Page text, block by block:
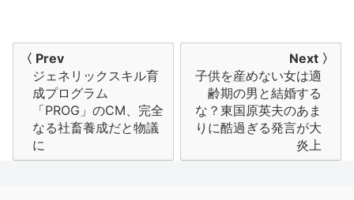
〈 Prev
ジェネリックスキル育
成プログラム
「PROG」のCM、完全
なる社畜養成だと物議
に
Next 〉
子供を産めない女は適
齢期の男と結婚する
な？東国原英夫のあま
りに酷過ぎる発言が大
炎上